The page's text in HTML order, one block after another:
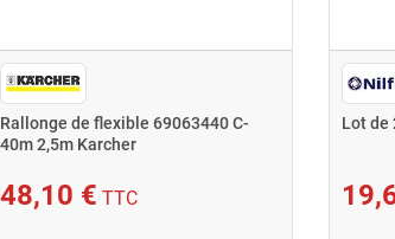
Rallonge de flexible 69063440 C-
40m 2,5m Karcher
48,10 € TTC
Lot de